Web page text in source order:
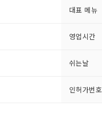
대표 메뉴
영업시간
쉬는날
인허가번호